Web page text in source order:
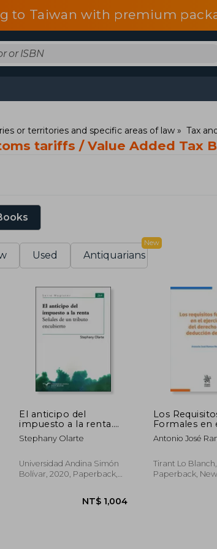
to Taiwan with premium
or territories and specific areas of law Tax
tariffs / Value Added Tax
Used Antiquarians
New
El anticipo del
impuesto a la renta.
Señales de un tributo
encubierto (in
Stephany Olarte
Universidad Andina Simón
Bolívar, 2020, Paperback,
Los
Formales en
Ejercicio del
la Deducción
Antonio José
Ramos Herrera;
Martínez Muñoz;
Gandarillas
Tirant Lo Blanch,
Paperback, New